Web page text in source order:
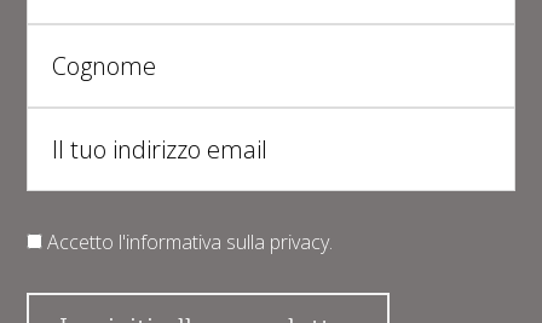
Accetto l'informativa sulla privacy.